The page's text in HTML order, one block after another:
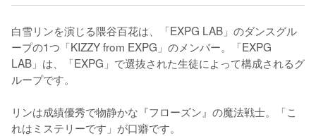
白雪リンを演じる隈谷百花は、「EXPG LAB」のダンスグル
ープの1つ「KIZZY from EXPG」のメンバー。「EXPG
LAB」は、「EXPG」で選抜された生徒によって構成されるグ
ループです。
リンは成績優秀で物静かな『フローズン』の魔法戦士。「こ
れはミステリーです」が口癖です。